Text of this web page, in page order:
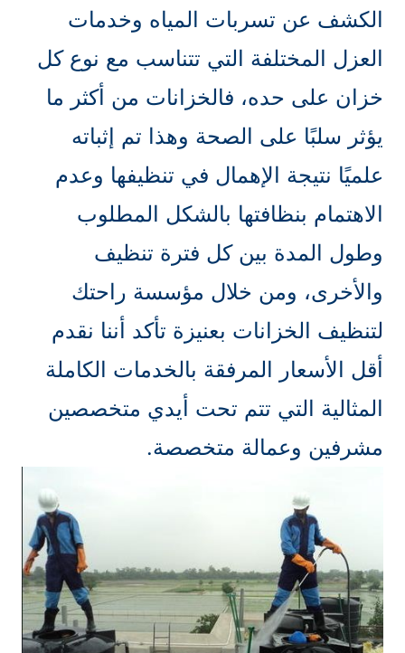
الكشف عن تسربات المياه وخدمات
العزل المختلفة التي تتناسب مع نوع كل
خزان على حده، فالخزانات من أكثر ما
يؤثر سلبًا على الصحة وهذا تم إثباته
علميًا نتيجة الإهمال في تنظيفها وعدم
الاهتمام بنظافتها بالشكل المطلوب
وطول المدة بين كل فترة تنظيف
والأخرى، ومن خلال مؤسسة راحتك
لتنظيف الخزانات بعنيزة تأكد أننا نقدم
أقل الأسعار المرفقة بالخدمات الكاملة
المثالية التي تتم تحت أيدي متخصصين
مشرفين وعمالة متخصصة.